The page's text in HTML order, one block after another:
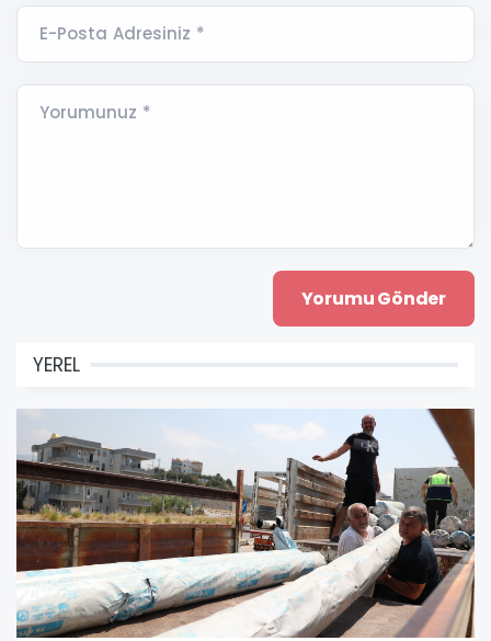
E-Posta Adresiniz *
Yorumunuz *
YEREL